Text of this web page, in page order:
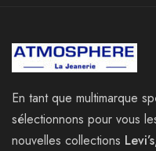
En tant que multimarque
sélectionnons pour vous
nouvelles collections